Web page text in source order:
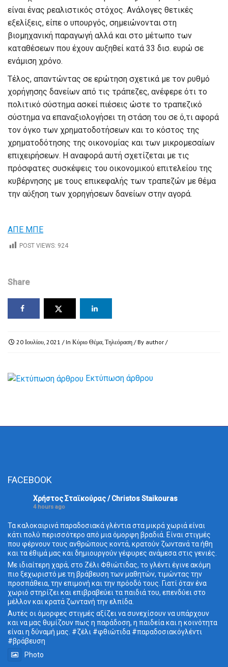
είναι ένας ρεαλιστικός στόχος. Ανάλογες θετικές
εξελίξεις, είπε ο υπουργός, σημειώνονται στη
βιομηχανική παραγωγή αλλά και στο μέτωπο των
καταθέσεων που έχουν αυξηθεί κατά 33 δισ. ευρώ σε
ενάμιση χρόνο.
Τέλος, απαντώντας σε ερώτηση σχετικά με τον ρυθμό
χορήγησης δανείων από τις τράπεζες, ανέφερε ότι το
πολιτικό σύστημα ασκεί πιέσεις ώστε το τραπεζικό
σύστημα να επαναξιολογήσει τη στάση του σε ό,τι αφορά
τον όγκο των χρηματοδοτήσεων και το κόστος της
χρηματοδότησης της οικονομίας και των μικρομεσαίων
επιχειρήσεων. Η αναφορά αυτή σχετίζεται με τις
πρόσφατες συσκέψεις του οικονομικού επιτελείου της
κυβέρνησης με τους επικεφαλής των τραπεζών με θέμα
την αύξηση των χορηγήσεων δανείων στην αγορά.
ΑΠΕ ΜΠΕ
POST VIEWS: 924
Share
20 Ιουλίου, 2021 / In Κύριο Θέμα, Τηλεόραση / By author /
Εκτύπωση άρθρου
FACEBOOK
Χρήστος Σταϊκούρας / Christos Staikouras
4 hours ago
Τα καλοκαιρινά παραδοσιακά γλέντια στα μικρά χωριά είναι
κάτι πολύ περισσότερο από μια όμορφη βραδιά. Είναι στιγμές
που φέρνουν τους ανθρώπους κοντά, κρατούν ζωντανά τα ήθη
και τα έθιμά μας και δημιουργούν γέφυρες ανάμεσα στις γενιές.
Με ιδιαίτερη χαρά, στο Ζέλι Φθιώτιδας, το γλέντι έγινε ακόμη
πιο ξεχωριστό με τη βράβευση των μαθητών, τιμώντας την
προσπάθεια, την επιμονή και την πρόοδό τους. Γιατί όταν ένα
χωριό στηρίζει και επιβραβεύει τα παιδιά του, επενδύει στο
μέλλον και κρατά ζωντανή την ελπίδα.
Αυτές οι όμορφες στιγμές αξίζει να συνεχίσουν να υπάρχουν
και να μας θυμίζουν πως η παράδοση, η παιδεία και η κοινότητα
είναι η δύναμή μας. #ζέλι #φθιώτιδα #παραδοσιακόγλέντι
#βράβευση
Photo